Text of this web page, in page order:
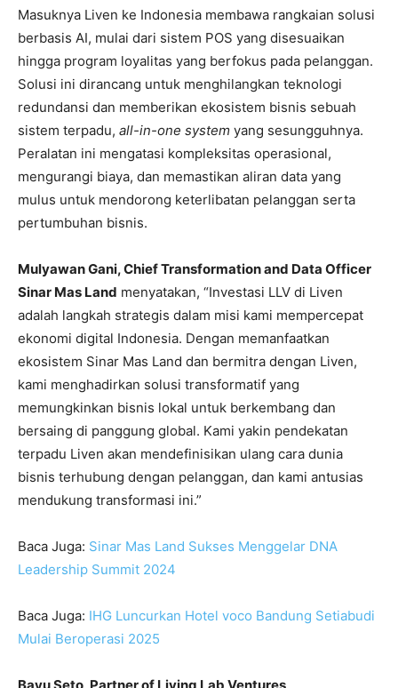
Masuknya Liven ke Indonesia membawa rangkaian solusi
berbasis AI, mulai dari sistem POS yang disesuaikan
hingga program loyalitas yang berfokus pada pelanggan.
Solusi ini dirancang untuk menghilangkan teknologi
redundansi dan memberikan ekosistem bisnis sebuah
sistem terpadu, all-in-one system yang sesungguhnya.
Peralatan ini mengatasi kompleksitas operasional,
mengurangi biaya, dan memastikan aliran data yang
mulus untuk mendorong keterlibatan pelanggan serta
pertumbuhan bisnis.
Mulyawan Gani, Chief Transformation and Data Officer
Sinar Mas Land menyatakan, “Investasi LLV di Liven
adalah langkah strategis dalam misi kami mempercepat
ekonomi digital Indonesia. Dengan memanfaatkan
ekosistem Sinar Mas Land dan bermitra dengan Liven,
kami menghadirkan solusi transformatif yang
memungkinkan bisnis lokal untuk berkembang dan
bersaing di panggung global. Kami yakin pendekatan
terpadu Liven akan mendefinisikan ulang cara dunia
bisnis terhubung dengan pelanggan, dan kami antusias
mendukung transformasi ini.”
Baca Juga: Sinar Mas Land Sukses Menggelar DNA
Leadership Summit 2024
Baca Juga: IHG Luncurkan Hotel voco Bandung Setiabudi
Mulai Beroperasi 2025